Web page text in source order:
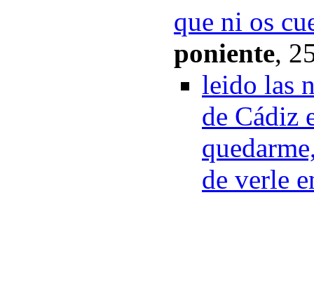
que ni os
poniente,
leido las
de Cádiz
de verle